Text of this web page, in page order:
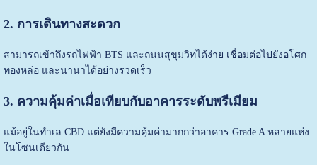
2. การเดินทางสะดวก
สามารถเข้าถึงรถไฟฟ้า BTS และถนนสุขุมวิทได้ง่าย เชื่อมต่อไปยังอโศก
ทองหล่อ และนานาได้อย่างรวดเร็ว
3. ความคุ้มค่าเมื่อเทียบกับอาคารระดับพรีเมียม
แม้อยู่ในทำเล CBD แต่ยังมีความคุ้มค่ามากกว่าอาคาร Grade A หลายแห่ง
ในโซนเดียวกัน